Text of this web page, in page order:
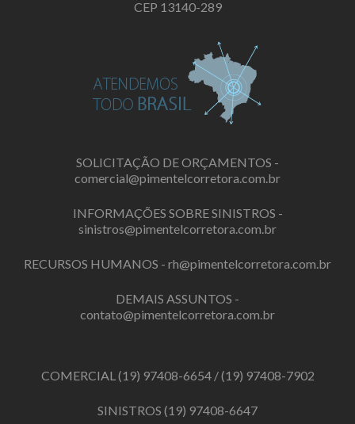
CEP 13140-289
SOLICITAÇÃO DE ORÇAMENTOS -
comercial@pimentelcorretora.com.br
INFORMAÇÕES SOBRE SINISTROS -
sinistros@pimentelcorretora.com.br
RECURSOS HUMANOS - rh@pimentelcorretora.com.br
DEMAIS ASSUNTOS -
contato@pimentelcorretora.com.br
COMERCIAL(19) 97408-6654/(19) 97408-7902
SINISTROS (19) 97408-6647